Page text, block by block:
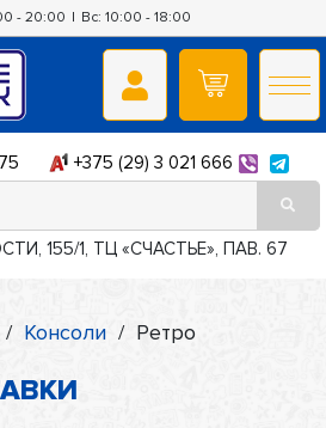
- 20:00 | Вс: 10:00 - 18:00
+375 (29) 3 021 666
155/1, ТЦ «СЧАСТЬЕ», ПАВ. 67
/ Консоли / Ретро